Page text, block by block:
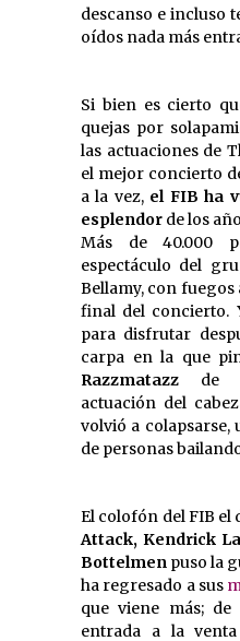
descanso e incluso
oídos nada más
Si bien es cierto
quejas por
las actuaciones de
el mejor concierto
a la vez, el FIB ha
esplendor de los
Más de 40.000
espectáculo del
Bellamy, con
final del concierto.
para disfrutar
carpa en la que
Razzmatazz de
actuación del
volvió a colapsarse,
de personas
El colofón del FIB
Attack, Kendrick
Bottelmen puso la
ha regresado a sus
que viene más;
entrada a la